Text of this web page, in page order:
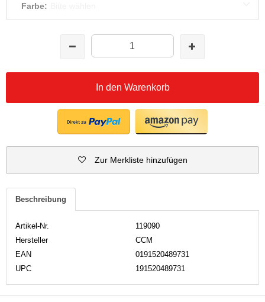
Farbe:
In den Warenkorb
Zur Merkliste hinzufügen
Beschreibung
Artikel-Nr.
119090
Hersteller
CCM
EAN
0191520489731
UPC
191520489731